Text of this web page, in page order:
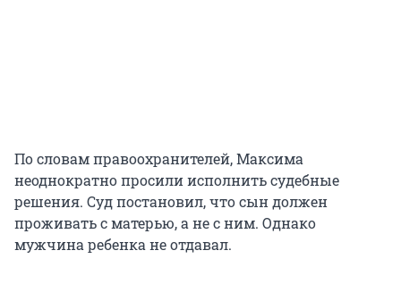
По словам правоохранителей, Максима
неоднократно просили исполнить судебные
решения. Суд постановил, что сын должен
проживать с матерью, а не с ним. Однако
мужчина ребенка не отдавал.